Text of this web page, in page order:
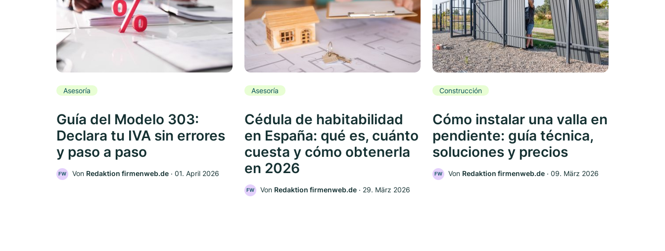
Asesoría
Guía del Modelo 303:
Declara tu IVA sin errores
y paso a paso
FW Von Redaktion firmenweb.de ‧ 01. April 2026
Asesoría
Cédula de habitabilidad
en España: qué es, cuánto
cuesta y cómo obtenerla
en 2026
FW Von Redaktion firmenweb.de ‧ 29. März 2026
Construcción
Cómo instalar una valla en
pendiente: guía técnica,
soluciones y precios
FW Von Redaktion firmenweb.de ‧ 09. März 2026